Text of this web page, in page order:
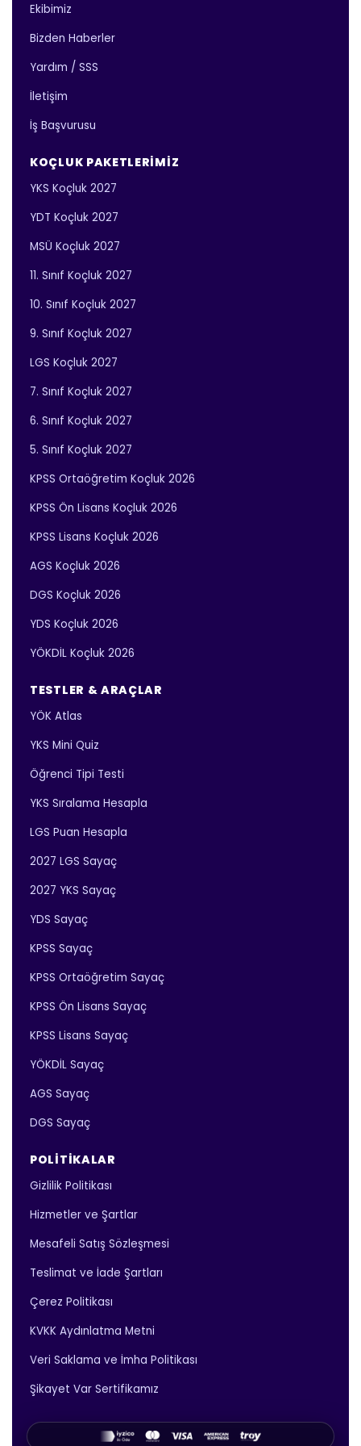
Ekibimiz
Bizden Haberler
Yardım / SSS
İletişim
İş Başvurusu
KOÇLUK PAKETLERIMIZ
YKS Koçluk 2027
YDT Koçluk 2027
MSÜ Koçluk 2027
11. Sınıf Koçluk 2027
10. Sınıf Koçluk 2027
9. Sınıf Koçluk 2027
LGS Koçluk 2027
7. Sınıf Koçluk 2027
6. Sınıf Koçluk 2027
5. Sınıf Koçluk 2027
KPSS Ortaöğretim Koçluk 2026
KPSS Ön Lisans Koçluk 2026
KPSS Lisans Koçluk 2026
AGS Koçluk 2026
DGS Koçluk 2026
YDS Koçluk 2026
YÖKDİL Koçluk 2026
TESTLER & ARAÇLAR
YÖK Atlas
YKS Mini Quiz
Öğrenci Tipi Testi
YKS Sıralama Hesapla
LGS Puan Hesapla
2027 LGS Sayaç
2027 YKS Sayaç
YDS Sayaç
KPSS Sayaç
KPSS Ortaöğretim Sayaç
KPSS Ön Lisans Sayaç
KPSS Lisans Sayaç
YÖKDİL Sayaç
AGS Sayaç
DGS Sayaç
POLITIKALAR
Gizlilik Politikası
Hizmetler ve Şartlar
Mesafeli Satış Sözleşmesi
Teslimat ve İade Şartları
Çerez Politikası
KVKK Aydınlatma Metni
Veri Saklama ve İmha Politikası
Şikayet Var Sertifikamız